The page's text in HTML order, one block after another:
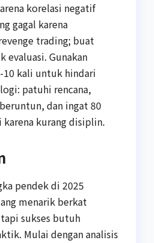
korelasi negatif
gagal karena
trading; buat
evaluasi. Gunakan
10 kali untuk hindari
patuhi rencana,
dan ingat 80
kurang disiplin.
pendek di 2025
menarik berkat
sukses butuh
Mulai dengan analisis